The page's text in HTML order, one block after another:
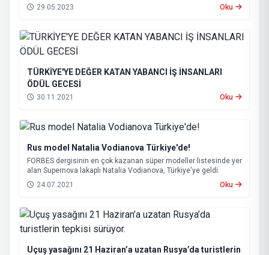
29.05.2023 Oku
TÜRKİYE'YE DEĞER KATAN YABANCI İŞ İNSANLARI
ÖDÜL GECESİ
30.11.2021 Oku
Rus model Natalia Vodianova Türkiye'de!
FORBES dergisinin en çok kazanan süper modeller listesinde yer
alan Supernova lakaplı Natalia Vodianova, Türkiye'ye geldi.
24.07.2021
Oku
Uçuş yasağını 21 Haziran’a uzatan Rusya’da turistlerin